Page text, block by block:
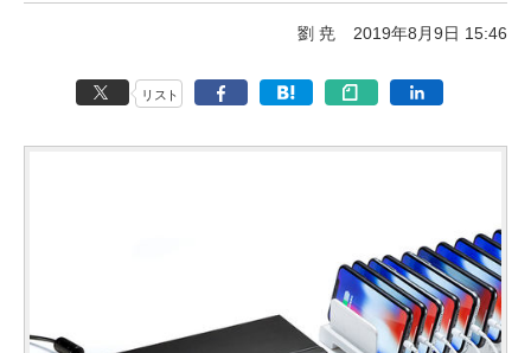
劉 尭 2019年8月9日 15:46
リスト